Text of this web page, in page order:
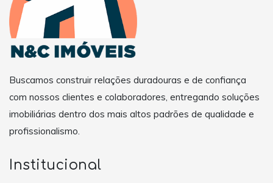
Buscamos construir relações duradouras e de confiança
com nossos clientes e colaboradores, entregando soluções
imobiliárias dentro dos mais altos padrões de qualidade e
profissionalismo.
Institucional